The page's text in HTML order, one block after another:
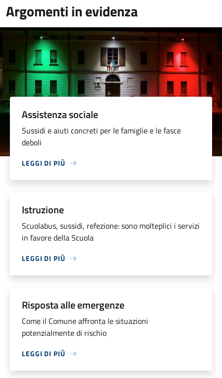
Argomenti in evidenza
Assistenza sociale
Sussidi e aiuti concreti per le famiglie e le fasce
deboli
LEGGI DI PIÙ
Istruzione
Scuolabus, sussidi, refezione: sono molteplici i servizi
in favore della Scuola
LEGGI DI PIÙ
Risposta alle emergenze
Come il Comune affronta le situazioni
potenzialmente di rischio
LEGGI DI PIÙ